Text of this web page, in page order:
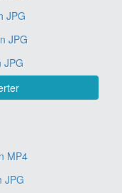
JPG
JPG
JPG
MP4
JPG